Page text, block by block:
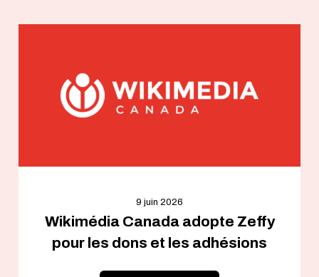
9 juin 2026
Wikimédia Canada adopte Zeffy
pour les dons et les adhésions